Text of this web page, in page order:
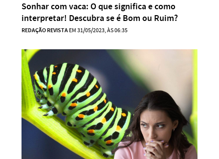
Sonhar com vaca: O que significa e como
interpretar! Descubra se é Bom ou Ruim?
REDAÇÃO REVISTAEM 31/05/2023, ÀS 06:35